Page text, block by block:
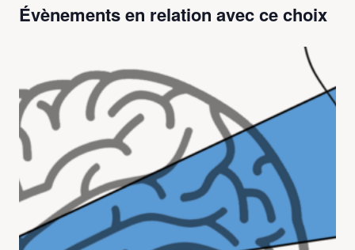
Évènements en relation avec ce choix